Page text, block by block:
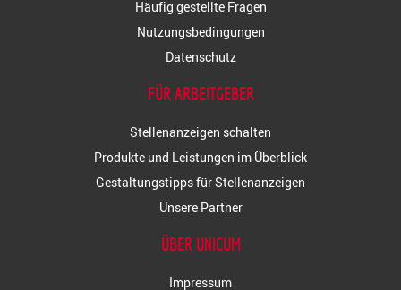
Häufig gestellte Fragen
Nutzungsbedingungen
Datenschutz
FÜR ARBEITGEBER
Stellenanzeigen schalten
Produkte und Leistungen im Überblick
Gestaltungstipps für Stellenanzeigen
Unsere Partner
ÜBER UNICUM
Impressum